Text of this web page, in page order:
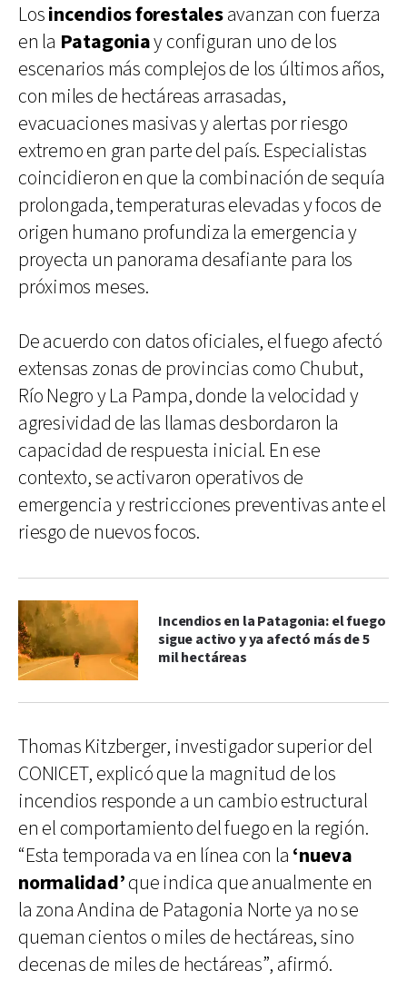
Losincendios forestalesavanzan con fuerza
en la Patagoniay configuran uno de los
escenarios más complejos de los últimos años,
con miles de hectáreas arrasadas,
evacuaciones masivas y alertas por riesgo
extremo en gran parte del país. Especialistas
coincidieron en que la combinación de sequía
prolongada, temperaturas elevadas y focos de
origen humano profundiza la emergencia y
proyecta un panorama desafiante para los
próximos meses.
De acuerdo con datos oficiales, el fuego afectó
extensas zonas de provincias como Chubut,
Río Negro y La Pampa, donde la velocidad y
agresividad de las llamas desbordaron la
capacidad de respuesta inicial. En ese
contexto, se activaron operativos de
emergencia y restricciones preventivas ante el
riesgo de nuevos focos.
Incendios en la Patagonia: el fuego
sigue activo y ya afectó más de 5
mil hectáreas
Thomas Kitzberger, investigador superior del
CONICET, explicó que la magnitud de los
incendios responde a un cambio estructural
en el comportamiento del fuego en la región.
“Esta temporada va en línea con la ‘nueva
normalidad’que indica que anualmente en
la zona Andina de Patagonia Norte ya no se
queman cientos o miles de hectáreas, sino
decenas de miles de hectáreas”, afirmó.